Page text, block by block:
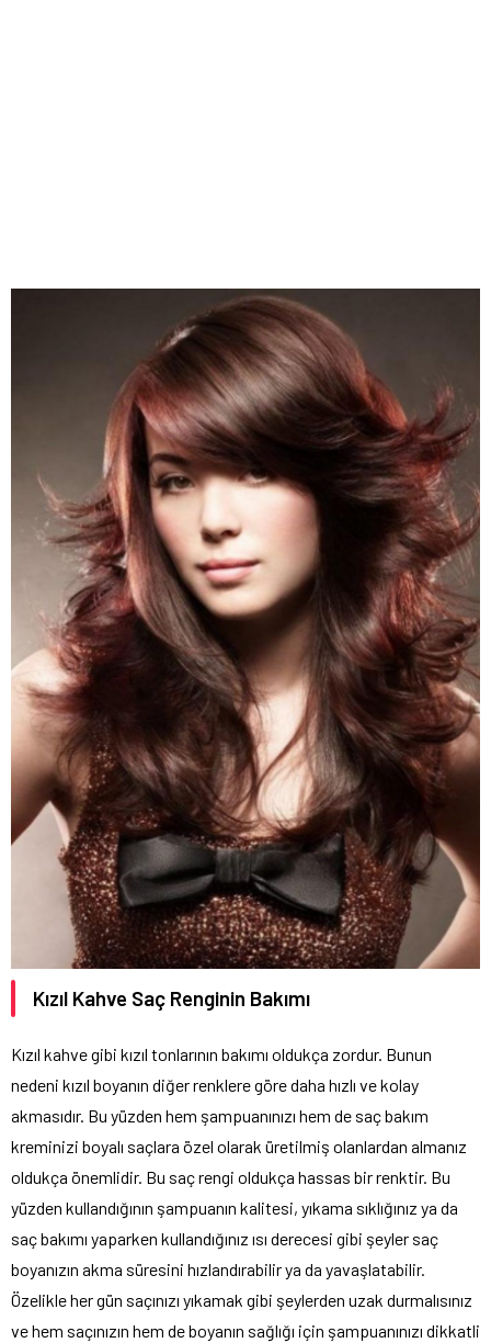
Kızıl Kahve Saç Renginin Bakımı
Kızıl kahve gibi kızıl tonlarının bakımı oldukça zordur. Bunun
nedeni kızıl boyanın diğer renklere göre daha hızlı ve kolay
akmasıdır. Bu yüzden hem şampuanınızı hem de saç bakım
kreminizi boyalı saçlara özel olarak üretilmiş olanlardan almanız
oldukça önemlidir. Bu saç rengi oldukça hassas bir renktir. Bu
yüzden kullandığının şampuanın kalitesi, yıkama sıklığınız ya da
saç bakımı yaparken kullandığınız ısı derecesi gibi şeyler saç
boyanızın akma süresini hızlandırabilir ya da yavaşlatabilir.
Özelikle her gün saçınızı yıkamak gibi şeylerden uzak durmalısınız
ve hem saçınızın hem de boyanın sağlığı için şampuanınızı dikkatli